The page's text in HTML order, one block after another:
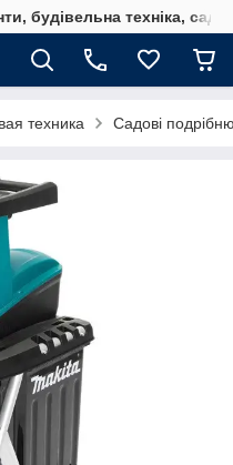
будівельна техніка,
техника Садові